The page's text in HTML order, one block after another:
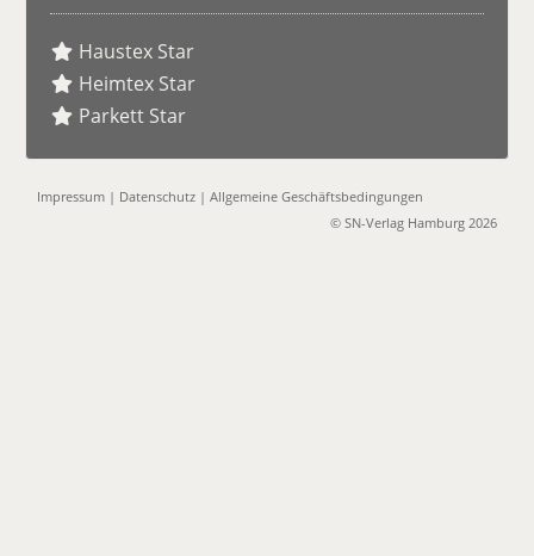
Haustex Star
Heimtex Star
Parkett Star
Impressum | Datenschutz |Allgemeine Geschäftsbedingungen
© SN-Verlag Hamburg 2026